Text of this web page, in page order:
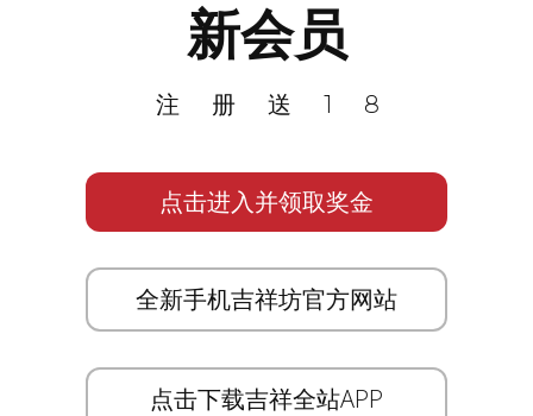
新会员
注册送18
点击进入并领取奖金
全新手机吉祥坊官方网站
点击下载吉祥全站APP